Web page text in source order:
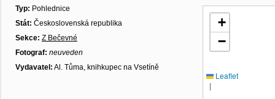
Typ: Pohlednice
Stát: Československá republika
Sekce: Z Bečevné
Fotograf: neuveden
Vydavatel: Al. Tůma, knihkupec na Vsetíně
+
−
Leaflet
|